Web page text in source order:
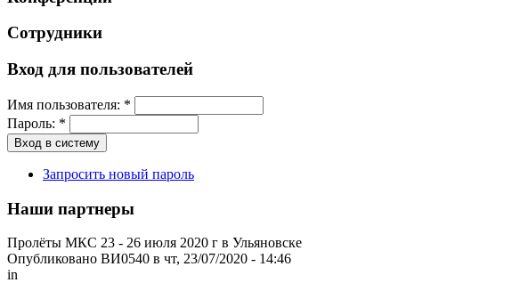
Сотрудники
Вход для пользователей
Имя пользователя: *
Пароль: *
Запросить новый пароль
Наши партнеры
Пролёты МКС 23 - 26 июля 2020 г в Ульяновске
Опубликовано ВИ0540 в чт, 23/07/2020 - 14:46
in